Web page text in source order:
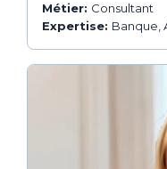
Métier: Consultant
Expertise: Banque,